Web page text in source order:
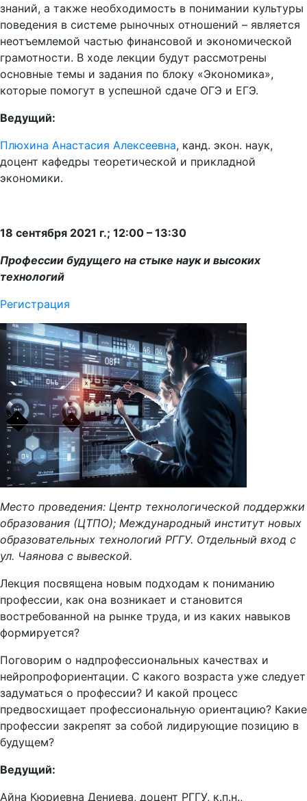
знаний, а также необходимость в понимании культуры
поведения в системе рыночных отношений – является
неотъемлемой частью финансовой и экономической
грамотности. В ходе лекции будут рассмотрены
основные темы и задания по блоку «Экономика»,
которые помогут в успешной сдаче ОГЭ и ЕГЭ.
Ведущий:
Плюхина Анастасия Алексеевна, канд. экон. наук,
доцент кафедры теоретической и прикладной
экономики.
18 сентября 2021 г.; 12:00 – 13:30
Профессии будущего на стыке наук и высоких
технологий
Регистрация
Место проведения: Центр технологической поддержки
образования (ЦТПО); Международный институт новых
образовательных технологий РГГУ. Отдельный вход с
ул. Чаянова с вывеской.
Лекция посвящена новым подходам к пониманию
профессии, как она возникает и становится
востребованной на рынке труда, и из каких навыков
формируется?
Поговорим о надпрофессиональных качествах и
нейропрофориентации. С какого возраста уже следует
задуматься о профессии? И какой процесс
предвосхищает профессиональную ориентацию? Какие
профессии закрепят за собой лидирующие позицию в
будущем?
Ведущий:
Айна Кюриевна Дениева, доцент РГГУ, к.п.н.,